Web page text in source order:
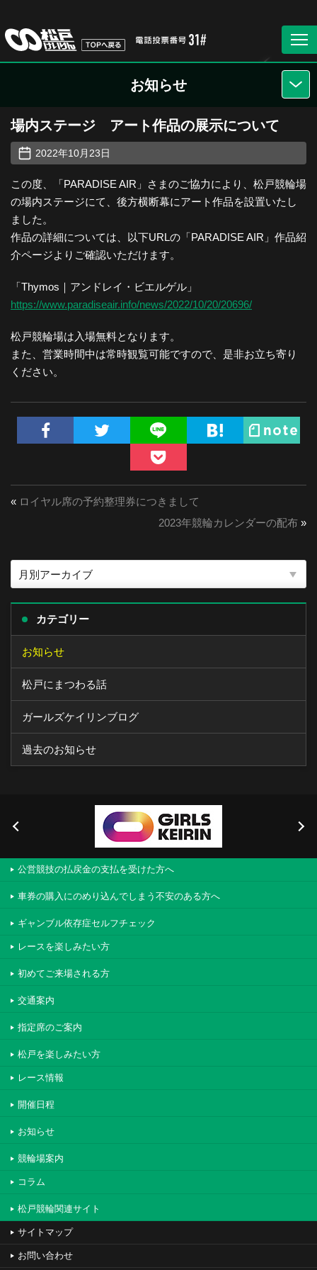
お知らせ
場内ステージ アート作品の展示について
2022年10月23日
この度、「PARADISE AIR」さまのご協力により、松戸競輪場
の場内ステージにて、後方横断幕にアート作品を設置いたし
ました。
作品の詳細については、以下URLの「PARADISE AIR」作品紹
介ページよりご確認いただけます。
「Thymos｜アンドレイ・ビエルゲル」
https://www.paradiseair.info/news/2022/10/20/20696/
松戸競輪場は入場無料となります。
また、営業時間中は常時観覧可能ですので、是非お立ち寄り
ください。
« ロイヤル席の予約整理券につきまして
2023年競輪カレンダーの配布 »
カテゴリー
お知らせ
松戸にまつわる話
ガールズケイリンブログ
過去のお知らせ
公営競技の払戻金の支払を受けた方へ
車券の購入にのめり込んでしまう不安のある方へ
ギャンブル依存症セルフチェック
レースを楽しみたい方
初めてご来場される方
交通案内
指定席のご案内
松戸を楽しみたい方
レース情報
開催日程
お知らせ
競輪場案内
コラム
松戸競輪関連サイト
サイトマップ
お問い合わせ